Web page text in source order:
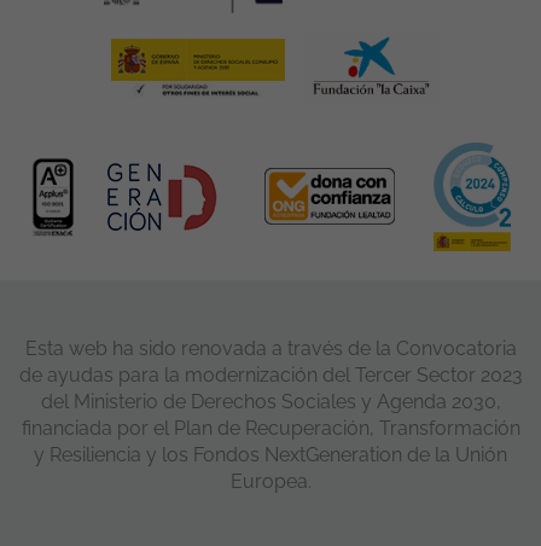
Esta web ha sido renovada a través de la Convocatoria
de ayudas para la modernización del Tercer Sector 2023
del Ministerio de Derechos Sociales y Agenda 2030,
financiada por el Plan de Recuperación, Transformación
y Resiliencia y los Fondos NextGeneration de la Unión
Europea.